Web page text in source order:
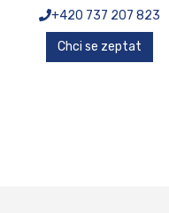
+420 737 207 823
Chci se zeptat